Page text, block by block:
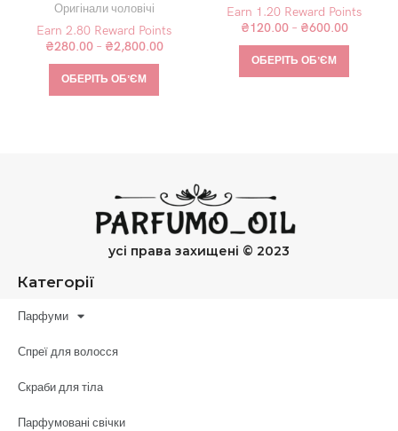
Оригінали чоловічі
Earn 2.80 Reward Points
₴280.00– ₴2,800.00
ОБЕРІТЬ ОБʼЄМ
Earn 1.20 Reward Points
₴120.00– ₴600.00
ОБЕРІТЬ ОБʼЄМ
усі права захищені © 2023
Категорії
Парфуми
Спреї для волосся
Скраби для тіла
Парфумовані свічки